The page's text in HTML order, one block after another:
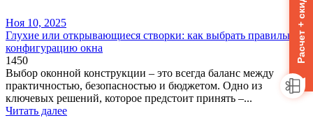
Ноя 10, 2025
Глухие или открывающиеся створки: как выбрать правильную
конфигурацию окна
1450
Выбор оконной конструкции – это всегда баланс между
практичностью, безопасностью и бюджетом. Одно из
ключевых решений, которое предстоит принять –...
Читать далее